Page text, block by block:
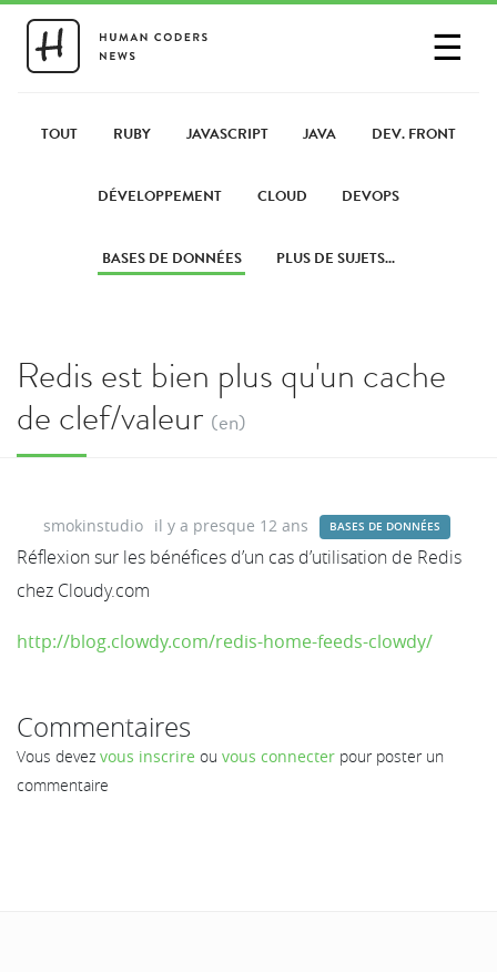
☰
PARTAGER UN LIEN
TOUT RUBY JAVASCRIPT JAVA DEV. FRONT
DÉVELOPPEMENT CLOUD DEVOPS
BASES DE DONNÉES PLUS DE SUJETS...
Redis est bien plus qu'un cache
de clef/valeur (en)
smokinstudio il y a presque 12 ans BASES DE DONNÉES
Réflexion sur les bénéfices d’un cas d’utilisation de Redis
chez Cloudy.com
http://blog.clowdy.com/redis-home-feeds-clowdy/
Commentaires
Vous devez vous inscrire ou vous connecter pour poster un
commentaire